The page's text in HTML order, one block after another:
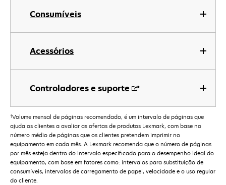
Consumíveis
Acessórios
Controladores e suporte
†Volume mensal de páginas recomendado, é um intervalo de páginas que
ajuda os clientes a avaliar as ofertas de produtos Lexmark, com base no
número médio de páginas que os clientes pretendem imprimir no
equipamento em cada mês. A Lexmark recomenda que o número de páginas
por mês esteja dentro do intervalo especificado para o desempenho ideal do
equipamento, com base em fatores como: intervalos para substituição de
consumíveis, intervalos de carregamento de papel, velocidade e o uso regular
do cliente.